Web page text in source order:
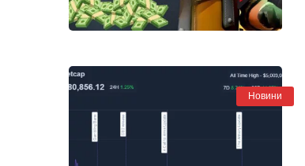
Новини